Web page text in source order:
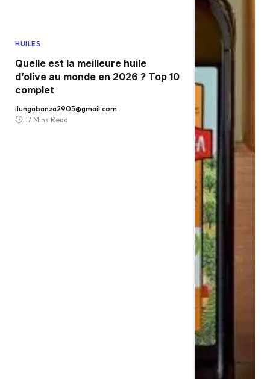
HUILES
Quelle est la meilleure huile
d’olive au monde en 2026 ? Top 10
complet
ilungabanza2905@gmail.com
17 Mins Read